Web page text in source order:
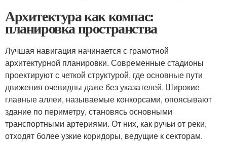
Архитектура как компас:
планировка пространства
Лучшая навигация начинается с грамотной
архитектурной планировки. Современные стадионы
проектируют с четкой структурой, где основные пути
движения очевидны даже без указателей. Широкие
главные аллеи, называемые конкорсами, опоясывают
здание по периметру, становясь основными
транспортными артериями. От них, как ручьи от реки,
отходят более узкие коридоры, ведущие к секторам.